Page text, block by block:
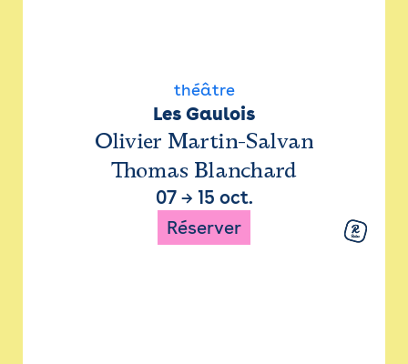
théâtre
Les Gaulois
Olivier Martin-Salvan
Thomas Blanchard
07→ 15 oct.
Réserver